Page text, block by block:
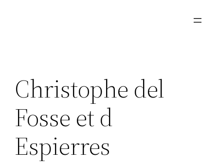
Christophe del
Fosse et d
Espierres